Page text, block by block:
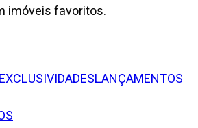
imóveis favoritos.
LANÇAMENTOS